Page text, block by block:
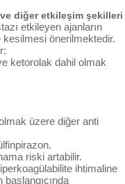
diğer etkileşim şekilleri
etkileyen ajanların
önerilmektedir.
ketorolak dahil olmak
üzere diğer anti
riski artabilir.
ihtimaline